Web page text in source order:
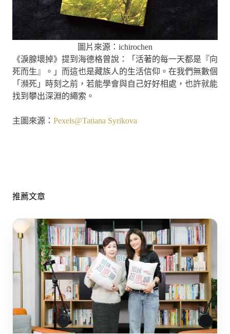
圖片來源：ichirochen
《淚腺壞掉》提到海德格曾說：「活著的每一天都是『向
死而生』。」而這也是藏族人的生活信仰。在我們無數個
「瀕死」時刻之前，若能學會與自己好好相處，也許就能
找到攀出深淵的繩索。
主圖來源： Pexels@Tatiana Syrikova
推薦文章